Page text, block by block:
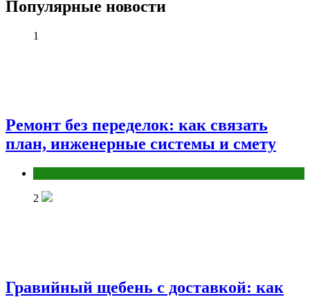
Популярные новости
1
Ремонт без переделок: как связать
план, инженерные системы и смету
2
Гравийный щебень с доставкой: как